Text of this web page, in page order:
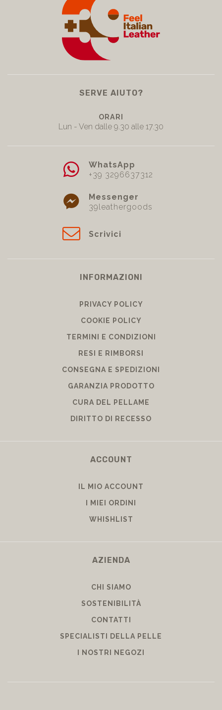
SERVE AIUTO?
ORARI
Lun - Ven dalle 9.30 alle 17.30
WhatsApp
+39 3296637312
Messenger
39leathergoods
Scrivici
INFORMAZIONI
PRIVACY POLICY
COOKIE POLICY
TERMINI E CONDIZIONI
RESI E RIMBORSI
CONSEGNA E SPEDIZIONI
GARANZIA PRODOTTO
CURA DEL PELLAME
DIRITTO DI RECESSO
ACCOUNT
IL MIO ACCOUNT
I MIEI ORDINI
WHISHLIST
AZIENDA
CHI SIAMO
SOSTENIBILITÀ
CONTATTI
SPECIALISTI DELLA PELLE
I NOSTRI NEGOZI